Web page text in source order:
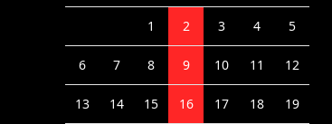
1 2 3 4 5
6 7 8 9 10 11 12
13 14 15 16 17 18 19